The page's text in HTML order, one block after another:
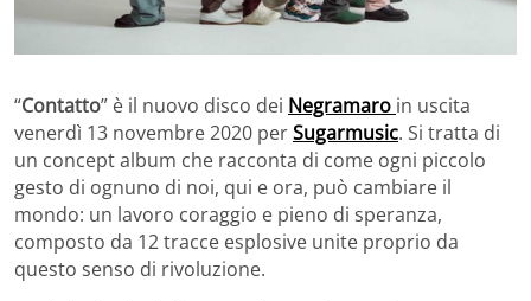
“Contatto” è il nuovo disco dei Negramaro in uscita
venerdì 13 novembre 2020 perSugarmusic. Si tratta di
un concept album che racconta di come ogni piccolo
gesto di ognuno di noi, qui e ora, può cambiare il
mondo: un lavoro coraggio e pieno di speranza,
composto da 12 tracce esplosive unite proprio da
questo senso di rivoluzione.